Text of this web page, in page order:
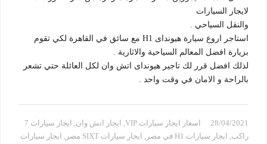
لايجار السيارات
والنقل السياحي .
استاجر اروع سيارة هيونداى H1 مع سائق في القاهرة لكي تقوم
بزيارة افضل المعالم السياحية والاثارية .
لذلك افضل قرر لك تاجير هيونداى اتش وان لكل العائلة حتي تشعر
بالراحة و الامان في وقت واحد .
28/04/2021 اسعار ايجار سيارات VIP , ايجار اتش وان,
ايجار سيارات 7
راكب, ايجار سيارات H1 في مصر , ايجار سيارات SIXT مصر , ايجار سيارات